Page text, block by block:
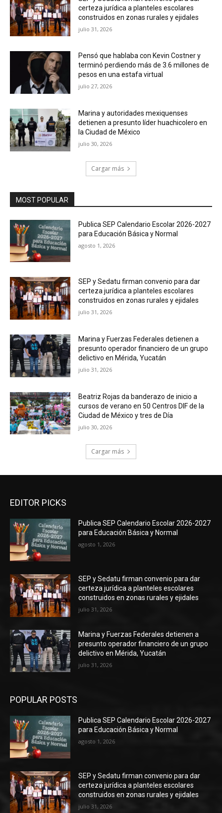
certeza jurídica a planteles escolares
construidos en zonas rurales y ejidales
julio 31, 2026
Pensó que hablaba con Kevin Costner y
terminó perdiendo más de 3.6 millones de
pesos en una estafa virtual
julio 27, 2026
Marina y autoridades mexiquenses
detienen a presunto líder huachicolero en
la Ciudad de México
julio 30, 2026
Cargar más
MOST POPULAR
Publica SEP Calendario Escolar 2026-2027
para Educación Básica y Normal
agosto 1, 2026
SEP y Sedatu firman convenio para dar
certeza jurídica a planteles escolares
construidos en zonas rurales y ejidales
julio 31, 2026
Marina y Fuerzas Federales detienen a
presunto operador financiero de un grupo
delictivo en Mérida, Yucatán
julio 31, 2026
Beatriz Rojas da banderazo de inicio a
cursos de verano en 50 Centros DIF de la
Ciudad de México y tres de Día
julio 30, 2026
Cargar más
EDITOR PICKS
Publica SEP Calendario Escolar 2026-2027
para Educación Básica y Normal
agosto 1, 2026
SEP y Sedatu firman convenio para dar
certeza jurídica a planteles escolares
construidos en zonas rurales y ejidales
julio 31, 2026
Marina y Fuerzas Federales detienen a
presunto operador financiero de un grupo
delictivo en Mérida, Yucatán
julio 31, 2026
POPULAR POSTS
Publica SEP Calendario Escolar 2026-2027
para Educación Básica y Normal
agosto 1, 2026
SEP y Sedatu firman convenio para dar
certeza jurídica a planteles escolares
construidos en zonas rurales y ejidales
julio 31, 2026